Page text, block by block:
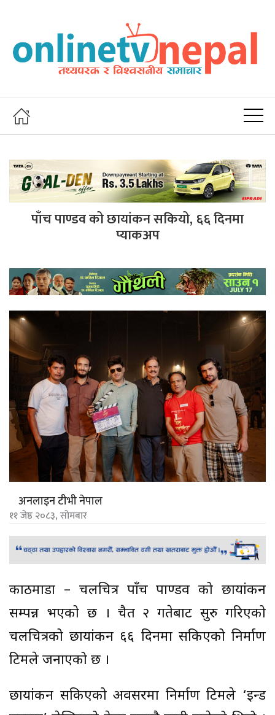
पाँच पाण्डव को छायांकन सकियो, ६६ दिनमा
प्याकअप
अनलाइन टीभी नेपाल
११ जेष्ठ २०८३, सोमबार
काठमाडौं – चलचित्र पाँच पाण्डव को छायांकन
सम्पन्न भएको छ । चैत २ गतेबाट सुरु गरिएको
चलचित्रको छायांकन ६६ दिनमा सकिएको निर्माण
टिमले जनाएको छ ।
छायांकन सकिएको अवसरमा निर्माण टिमले ‘इन्ड